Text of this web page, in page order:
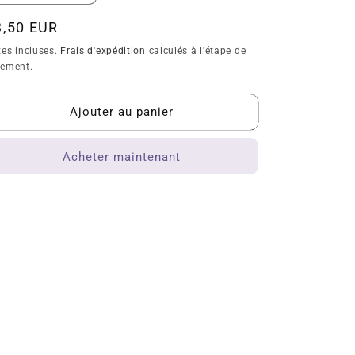
la
quantité
de
Les
la
Les
EUR
incluses. Frais d'expédition calculés à l'étape de
Ajouter au panier
Acheter maintenant